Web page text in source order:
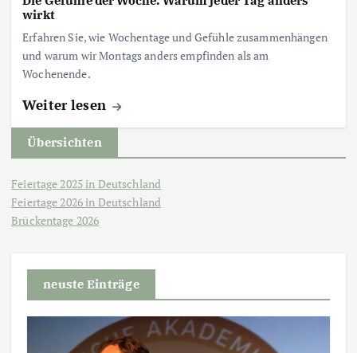
wirkt
Erfahren Sie, wie Wochentage und Gefühle zusammenhängen
und warum wir Montags anders empfinden als am
Wochenende.
Weiter lesen
Übersichten
Feiertage 2025 in Deutschland
Feiertage 2026 in Deutschland
Brückentage 2026
neuste Einträge